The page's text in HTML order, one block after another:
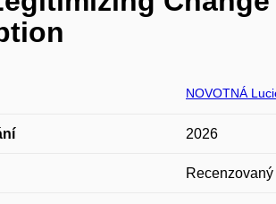
NOVOTNÁ
2026